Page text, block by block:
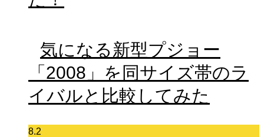
気になる新型プジョー
「2008」を同サイズ帯のラ
イバルと比較してみた
8.2